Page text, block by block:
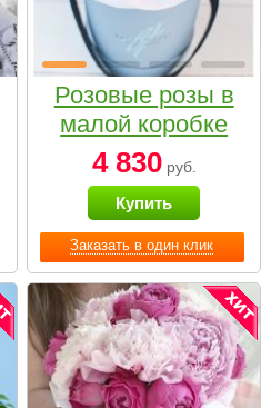
Заказать в один клик
Розовые розы в
малой коробке
4 830руб.
Купить